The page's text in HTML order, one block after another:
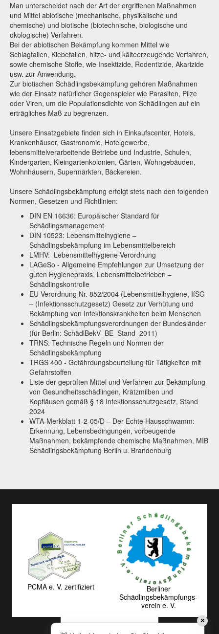
Man unterscheidet nach der Art der ergriffenen Maßnahmen
und Mittel abiotische (mechanische, physikalische und
chemische) und biotische (biotechnische, biologische und
ökologische) Verfahren.
Bei der abiotischen Bekämpfung kommen Mittel wie
Schlagfallen, Klebefallen, hitze- und kälteerzeugende Verfahren,
sowie chemische Stoffe, wie Insektizide, Rodentizide, Akarizide
usw. zur Anwendung.
Zur biotischen Schädlingsbekämpfung gehören Maßnahmen
wie der Einsatz natürlicher Gegenspieler wie Parasiten, Pilze
oder Viren, um die Populationsdichte von Schädlingen auf ein
erträgliches Maß zu begrenzen.
Unsere Einsatzgebiete finden sich in Einkaufscenter, Hotels,
Krankenhäuser, Gastronomie, Hotelgewerbe,
lebensmittelverarbeitende Betriebe und Industrie, Schulen,
Kindergarten, Kleingartenkolonien, Gärten, Wohngebäuden,
Wohnhäusern, Supermärkten, Bäckereien.
Unsere Schädlingsbekämpfung erfolgt stets nach den folgenden
Normen, Gesetzen und Richtlinien:
DIN EN 16636: Europäischer Standard für
Schädlingsmanagement
DIN 10523: Lebensmittelhygiene –
Schädlingsbekämpfung im Lebensmittelbereich
LMHV: Lebensmittelhygiene-Verordnung
LAGeSo - Allgemeine Empfehlungen zur Umsetzung der
guten Hygienepraxis, Lebensmittelbetrieben –
Schädlingskontrolle
EU Verordnung Nr. 852/2004 (Lebensmittelhygiene, IfSG
– (Infektionsschutzgesetz) Gesetz zur Verhütung und
Bekämpfung von Infektionskrankheiten beim Menschen
Schädlingsbekämpfungsverordnungen der Bundesländer
(für Berlin: SchädlBekV_BE_Stand_2011)
TRNS: Technische Regeln und Normen der
Schädlingsbekämpfung
TRGS 400 - Gefährdungsbeurteilung für Tätigkeiten mit
Gefahrstoffen
Liste der geprüften Mittel und Verfahren zur Bekämpfung
von Gesundheitsschädlingen, Krätzmilben und
Kopfläusen gemäß § 18 Infektionsschutzgesetz, Stand
2024
WTA-Merkblatt 1-2-05/D – Der Echte Hausschwamm:
Erkennung, Lebensbedingungen, vorbeugende
Maßnahmen, bekämpfende chemische Maßnahmen, MIB
Schädlingsbekämpfung Berlin u. Brandenburg
PCMA e. V. zertifiziert
Berliner
Schädlingsbekämpfungs­
verein e. V.
✕